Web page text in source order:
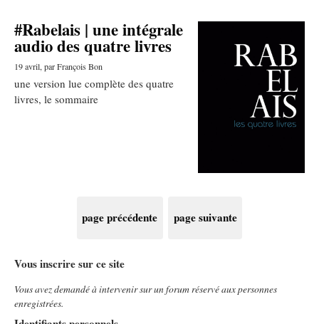
#Rabelais | une intégrale
audio des quatre livres
19 avril, par François Bon
une version lue complète des quatre
livres, le sommaire
page précédente page suivante
Vous inscrire sur ce site
Vous avez demandé à intervenir sur un forum réservé aux personnes
enregistrées.